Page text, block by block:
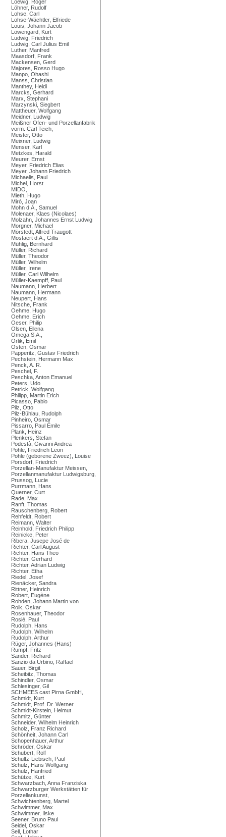
Loewig, Roger
Löhner, Rudolf
Lohse, Carl
Lohse-Wächtler, Elfriede
Louis, Johann Jacob
Löwengard, Kurt
Ludwig, Friedrich
Ludwig, Carl Julius Emil
Luther, Manfred
Maasdorf, Frank
Mackensen, Gerd
Majores, Rosso Hugo
Manpo, Ohashi
Manss, Christian
Manthey, Heidi
Marcks, Gerhard
Marx, Stephani
Marzynski, Siegbert
Mattheuer, Wolfgang
Meidner, Ludwig
Meißner Ofen- und Porzellanfabrik
vorm. Carl Teich,
Meister, Otto
Meixner, Ludwig
Menser, Karl
Metzkes, Harald
Meurer, Ernst
Meyer, Friedrich Elias
Meyer, Johann Friedrich
Michaelis, Paul
Michel, Horst
MIDO,
Mieth, Hugo
Miró, Joan
Mohn d.Ä., Samuel
Molenaer, Klaes (Nicolaes)
Molzahn, Johannes Ernst Ludwig
Morgner, Michael
Mörstedt, Alfred Traugott
Mostaert d.Ä., Gillis
Mühlig, Bernhard
Müller, Richard
Müller, Theodor
Müller, Wilhelm
Müller, Irene
Müller, Carl Wilhelm
Müller-Kaempff, Paul
Naumann, Herbert
Naumann, Hermann
Neupert, Hans
Nitsche, Frank
Oehme, Hugo
Oehme, Erich
Oeser, Philip
Olsen, Ellena
Omega S.A.,
Orlik, Emil
Osten, Osmar
Papperitz, Gustav Friedrich
Pechstein, Hermann Max
Penck, A. R.
Peschel, F.
Peschka, Anton Emanuel
Peters, Udo
Petrick, Wolfgang
Philipp, Martin Erich
Picasso, Pablo
Pilz, Otto
Pilz-Bühlau, Rudolph
Pinheiro, Osmar
Pissarro, Paul Émile
Plank, Heinz
Plenkers, Stefan
Podestà, Givanni Andrea
Pohle, Friedrich Leon
Pohle (geborene Zweez), Louise
Porsdorf, Friedrich
Porzellan-Manufaktur Meissen,
Porzellanmanufaktur Ludwigsburg,
Prussog, Lucie
Purrmann, Hans
Querner, Curt
Rade, Max
Ranft, Thomas
Rauschenberg, Robert
Rehfeldt, Robert
Reimann, Walter
Reinhold, Friedrich Philipp
Reinicke, Peter
Ribera, Jusepe José de
Richter, Carl August
Richter, Hans Theo
Richter, Gerhard
Richter, Adrian Ludwig
Richter, Etha
Riedel, Josef
Rienäcker, Sandra
Rittner, Heinrich
Robert, Eugène
Rohden, Johann Martin von
Roik, Oskar
Rosenhauer, Theodor
Rosié, Paul
Rudolph, Hans
Rudolph, Wilhelm
Rudolph, Arthur
Rüger, Johannes (Hans)
Rumpf, Fritz
Sander, Richard
Sanzio da Urbino, Raffael
Sauer, Birgit
Scheibitz, Thomas
Schindler, Osmar
Schlesinger, Gil
SCHMEES cast Pirna GmbH,
Schmidt, Kurt
Schmidt, Prof. Dr. Werner
Schmidt-Kirstein, Helmut
Schmitz, Günter
Schneider, Wilhelm Heinrich
Scholz, Franz Richard
Schönheit, Johann Carl
Schopenhauer, Arthur
Schröder, Oskar
Schubert, Rolf
Schultz-Liebisch, Paul
Schulz, Hans Wolfgang
Schulz, Hanfried
Schütze, Kurt
Schwarzbach, Anna Franziska
Schwarzburger Werkstätten für
Porzellankunst,
Schwichtenberg, Martel
Schwimmer, Max
Schwimmer, Ilske
Seener, Bruno Paul
Seidel, Oskar
Sell, Lothar